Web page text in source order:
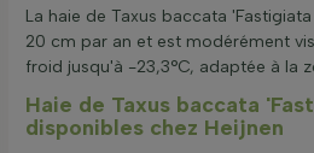
La haie de Taxus baccata
20 cm par an et est modérément
froid jusqu'à -23,3°C, adaptée à la
Haie de Taxus baccata
disponibles chez Heijnen